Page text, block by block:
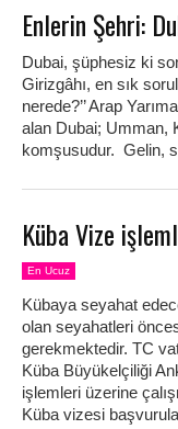
Enlerin Şehri:
Dubai, şüphesiz ki
Girizgâhı, en sık
nerede?’’ Arap
alan Dubai; Umman,
komşusudur. Gelin,
Küba Vize
En Ucuz
Kübaya seyahat
olan seyahatleri
gerekmektedir. TC
Küba Büyükelçiliği
işlemleri üzerine
Küba vizesi